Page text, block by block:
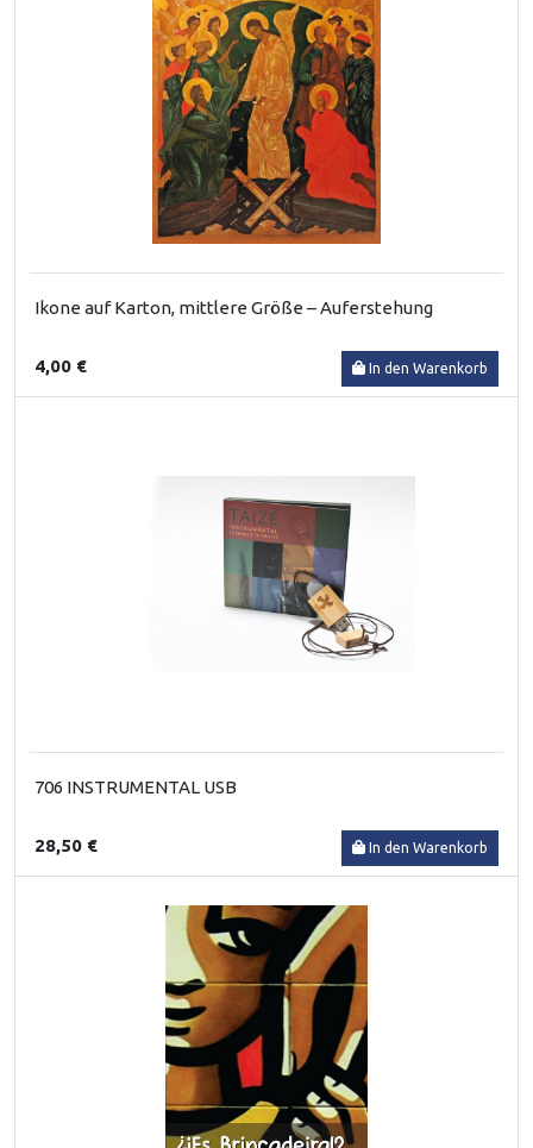
Ikone auf Karton, mittlere Größe – Auferstehung
4,00 € In den Warenkorb
706 INSTRUMENTAL USB
28,50 € In den Warenkorb